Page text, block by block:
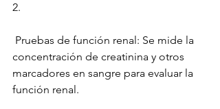
2.
concentración de creatinina y otros
marcadores en sangre para evaluar la
función renal.